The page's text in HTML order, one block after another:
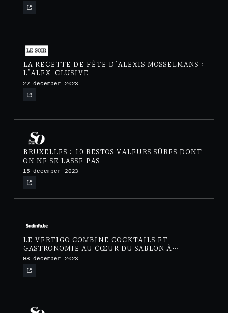
LA RECETTE DE FÊTE D’ALEXIS MOSSELMANS :
L’ALEX-CLUSIVE
22 december 2023
BRUXELLES : 10 RESTOS VALEURS SÛRES DONT
ON NE SE LASSE PAS
15 december 2023
LE VERTIGO COMBINE COCKTAILS ET
GASTRONOMIE AU CŒUR DU SABLON À
BRUXELLES
08 december 2023